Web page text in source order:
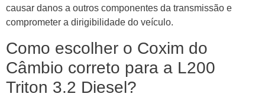
causar danos a outros componentes da transmissão e
comprometer a dirigibilidade do veículo.
Como escolher o Coxim do
Câmbio correto para a L200
Triton 3.2 Diesel?